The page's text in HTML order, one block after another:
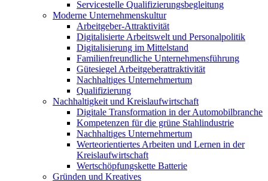
Servicestelle Qualifizierungsbegleitung
Moderne Unternehmenskultur
Arbeitgeber-Attraktivität
Digitalisierte Arbeitswelt und Personalpolitik
Digitalisierung im Mittelstand
Familienfreundliche Unternehmensführung
Gütesiegel Arbeitgeberattraktivität
Nachhaltiges Unternehmertum
Qualifizierung
Nachhaltigkeit und Kreislaufwirtschaft
Digitale Transformation in der Automobilbranche
Kompetenzen für die grüne Stahlindustrie
Nachhaltiges Unternehmertum
Werteorientiertes Arbeiten und Lernen in der
Kreislaufwirtschaft
Wertschöpfungskette Batterie
Gründen und Kreatives